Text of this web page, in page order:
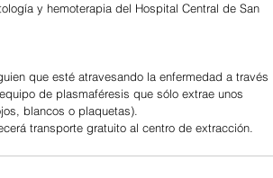
y hemoterapia del Hospital Central de San
que esté atravesando la enfermedad a través
de plasmaféresis que sólo extrae unos
blancos o plaquetas).
transporte gratuito al centro de extracción.